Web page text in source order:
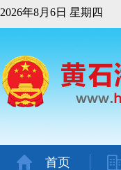
2026年8月6日 星期四
首页